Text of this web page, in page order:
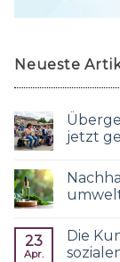
Neueste
jetzt
23
Apr.
Die